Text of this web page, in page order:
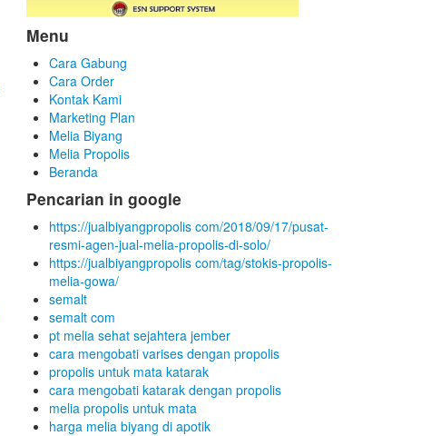
Menu
Cara Gabung
Cara Order
Kontak Kami
Marketing Plan
Melia Biyang
Melia Propolis
Beranda
Pencarian in google
https://jualbiyangpropolis com/2018/09/17/pusat-
resmi-agen-jual-melia-propolis-di-solo/
https://jualbiyangpropolis com/tag/stokis-propolis-
melia-gowa/
semalt
semalt com
pt melia sehat sejahtera jember
cara mengobati varises dengan propolis
propolis untuk mata katarak
cara mengobati katarak dengan propolis
melia propolis untuk mata
harga melia biyang di apotik